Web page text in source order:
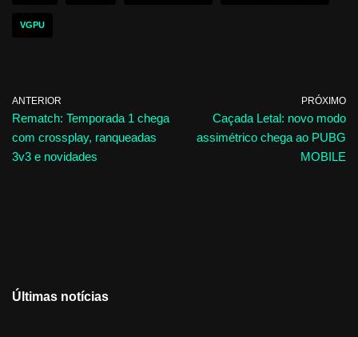
VGPU
ANTERIOR
Rematch: Temporada 1 chega
com crossplay, ranqueadas
3v3 e novidades
PRÓXIMO
Caçada Letal: novo modo
assimétrico chega ao PUBG
MOBILE
Últimas notícias